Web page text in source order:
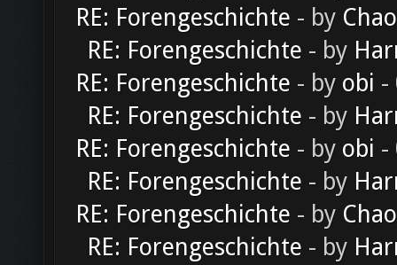
RE: Forengeschichte - by
RE: Forengeschichte - by
RE: Forengeschichte - by obi -
RE: Forengeschichte - by
RE: Forengeschichte - by obi -
RE: Forengeschichte - by
RE: Forengeschichte - by
RE: Forengeschichte - by